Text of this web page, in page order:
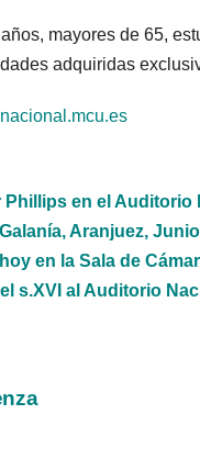
mayores de 65,
adquiridas
en el Auditorio
Aranjuez,
en la Sala de
s.XVI al Auditorio